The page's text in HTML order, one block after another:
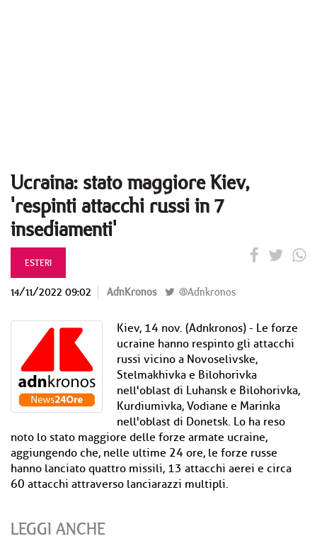
Ucraina: stato maggiore Kiev,
'respinti attacchi russi in 7
insediamenti'
ESTERI
14/11/2022 09:02 AdnKronos @Adnkronos
Kiev, 14 nov. (Adnkronos) - Le forze
ucraine hanno respinto gli attacchi
russi vicino a Novoselivske,
Stelmakhivka e Bilohorivka
nell'oblast di Luhansk e Bilohorivka,
Kurdiumivka, Vodiane e Marinka
nell'oblast di Donetsk. Lo ha reso
noto lo stato maggiore delle forze armate ucraine,
aggiungendo che, nelle ultime 24 ore, le forze russe
hanno lanciato quattro missili, 13 attacchi aerei e circa
60 attacchi attraverso lanciarazzi multipli.
LEGGI ANCHE